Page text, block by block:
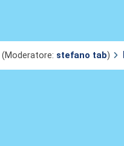
(Moderatore: stefano tab)